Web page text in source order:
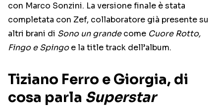
con Marco Sonzini. La versione finale è stata
completata con Zef, collaboratore già presente su
altri brani di Sono un grandecome Cuore Rotto,
Fingo e Spingoe la title track dell’album.
Tiziano Ferro e Giorgia, di
cosa parla Superstar